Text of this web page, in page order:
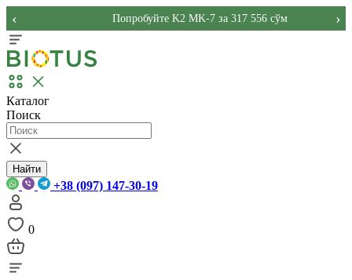
Попробуйте K2 MK-7 за 317 556 сўм
‹ ›
Каталог
Поиск
Найти
+38 (097) 147-30-19
0